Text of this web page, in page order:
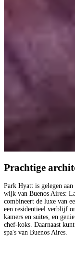
Prachtige
Park Hyatt is gelegen
wijk van Buenos Aires:
combineert de luxe van
een residentieel verblijf
kamers en suites, en
chef-koks. Daarnaast
spa's van Buenos Aires.